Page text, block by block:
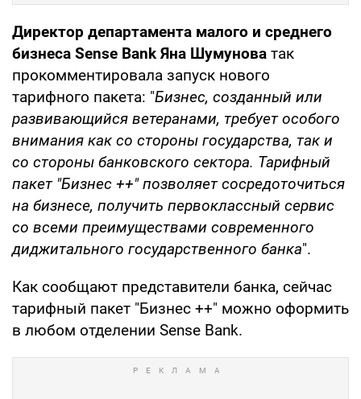
Директор департамента малого и среднего
бизнеса Sense Bank Яна Шумунова так
прокомментировала запуск нового
тарифного пакета: "Бизнес, созданный или
развивающийся ветеранами, требует особого
внимания как со стороны государства, так и
со стороны банковского сектора. Тарифный
пакет "Бизнес ++" позволяет сосредоточиться
на бизнесе, получить первоклассный сервис
со всеми преимуществами современного
диджитального государственного банка".
Как сообщают представители банка, сейчас
тарифный пакет "Бизнес ++" можно оформить
в любом отделении Sense Bank.